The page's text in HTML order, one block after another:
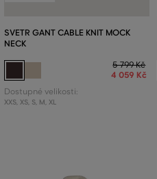
SVETR GANT CABLE KNIT MOCK
NECK
5 799 Kč
4 059 Kč
Dostupné velikosti:
XXS, XS, S, M, XL